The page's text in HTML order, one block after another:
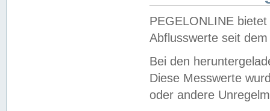
PEGELONLINE
Abflusswerte seit
Bei den
Diese Messwerte
oder andere